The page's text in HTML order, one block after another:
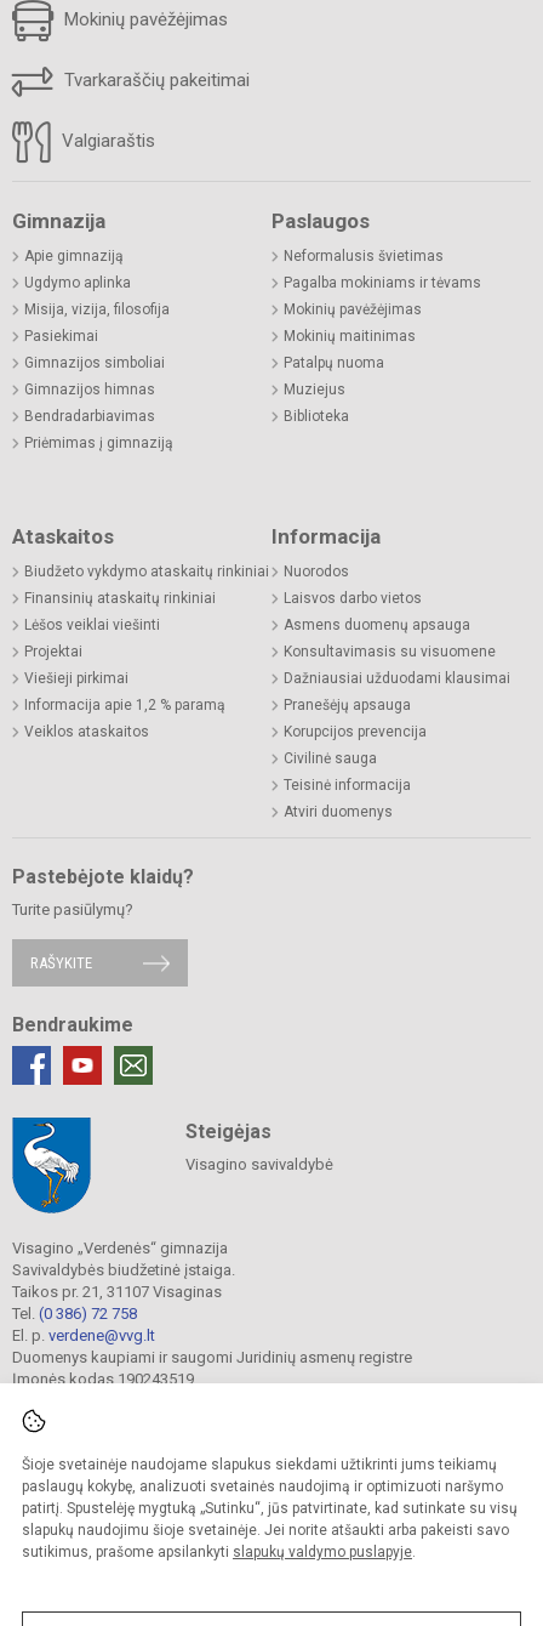
Šioje svetainėje naudojame slapukus siekdami užtikrinti jums teikiamų
paslaugų kokybę, analizuoti svetainės naudojimą ir optimizuoti naršymo
patirtį. Spustelėję mygtuką „Sutinku“, jūs patvirtinate, kad sutinkate su visų
slapukų naudojimu šioje svetainėje. Jei norite atšaukti arba pakeisti savo
sutikimus, prašome apsilankyti slapukų valdymo puslapyje.
Mokinių pavėžėjimas
Tvarkaraščių pakeitimai
Valgiaraštis
Gimnazija
Apie gimnaziją
Ugdymo aplinka
Misija, vizija, filosofija
Pasiekimai
Gimnazijos simboliai
Gimnazijos himnas
Bendradarbiavimas
Priėmimas į gimnaziją
Paslaugos
Neformalusis švietimas
Pagalba mokiniams ir tėvams
Mokinių pavėžėjimas
Mokinių maitinimas
Patalpų nuoma
Muziejus
Biblioteka
Ataskaitos
Biudžeto vykdymo ataskaitų rinkiniai
Finansinių ataskaitų rinkiniai
Lėšos veiklai viešinti
Projektai
Viešieji pirkimai
Informacija apie 1,2 % paramą
Veiklos ataskaitos
Informacija
Nuorodos
Laisvos darbo vietos
Asmens duomenų apsauga
Konsultavimasis su visuomene
Dažniausiai užduodami klausimai
Pranešėjų apsauga
Korupcijos prevencija
Civilinė sauga
Teisinė informacija
Atviri duomenys
Pastebėjote klaidų?
Turite pasiūlymų?
RAŠYKITE
Bendraukime
Steigėjas
Visagino savivaldybė
Visagino „Verdenės“ gimnazija
Savivaldybės biudžetinė įstaiga.
Taikos pr. 21, 31107 Visaginas
Tel. (0 386) 72 758
El. p. verdene@vvg.lt
Duomenys kaupiami ir saugomi Juridinių asmenų registre
Įmonės kodas 190243519
© 2022. Visagino „Verdenės“ gimnazija. Visos teisės saugomos.
Kopijuoti turinį be raštiško gimnazijos sutikimo griežtai draudžiama.
Versija neįgaliesiems Slapukų valdymas
Sumanus būdas atnaujinti